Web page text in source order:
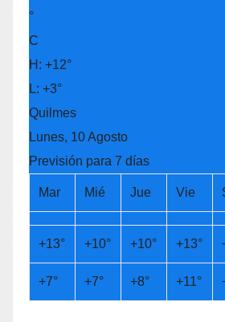
°
C
H: +12°
L: +3°
Quilmes
Lunes, 10 Agosto
Previsión para 7 días
Mar Mié Jue Vie
+13° +10° +10° +13°
+7° +7° +8° +11°